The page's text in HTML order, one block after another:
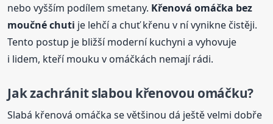
nebo vyšším podílem smetany. Křenová omáčka bez
moučné chuti je lehčí a chuť křenu v ní vynikne čistěji.
Tento postup je bližší moderní kuchyni a vyhovuje
i lidem, kteří mouku v omáčkách nemají rádi.
Jak zachránit slabou křenovou omáčku?
Slabá křenová omáčka se většinou dá ještě velmi dobře